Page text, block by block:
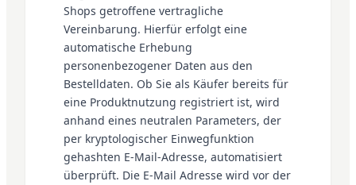
Shops getroffene vertragliche
Vereinbarung. Hierfür erfolgt eine
automatische Erhebung
personenbezogener Daten aus den
Bestelldaten. Ob Sie als Käufer bereits für
eine Produktnutzung registriert ist, wird
anhand eines neutralen Parameters, der
per kryptologischer Einwegfunktion
gehashten E-Mail-Adresse, automatisiert
überprüft. Die E-Mail Adresse wird vor der